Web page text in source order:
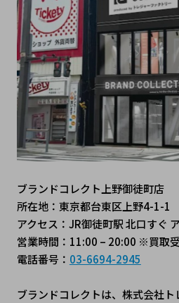
ブランドコレクト上野御徒町店
所在地：東京都台東区上野4-1-1
アクセス：JR御徒町駅 北口すぐ
営業時間：11:00 – 20:00 ※買取
電話番号： 03-6694-2945
ブランドコレクトは、株式会社ト